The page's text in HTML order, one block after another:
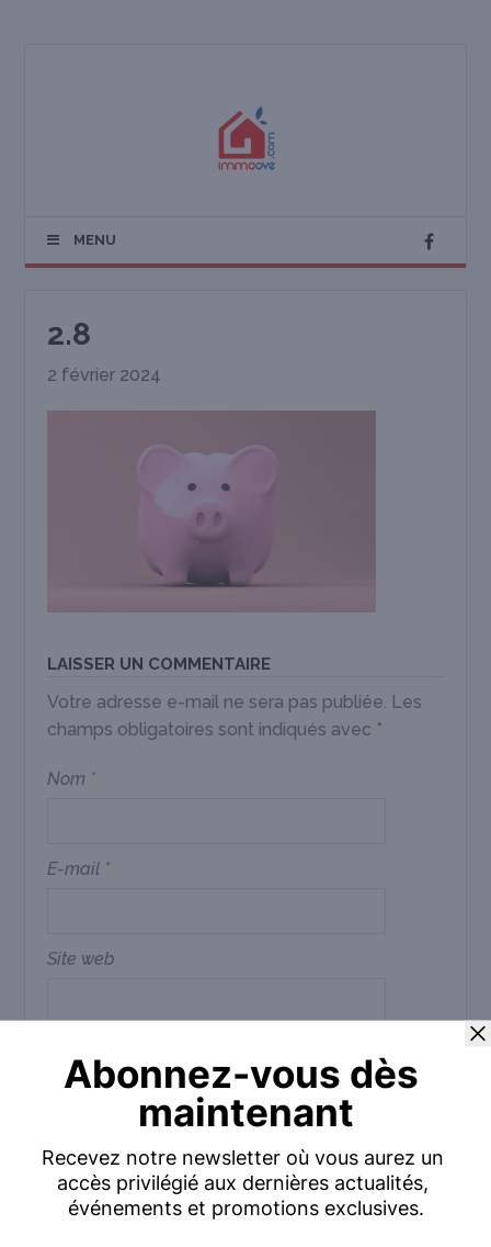
MENU
2.8
2 février 2024
LAISSER UN COMMENTAIRE
Votre adresse e-mail ne sera pas publiée. Les
champs obligatoires sont indiqués avec *
Nom *
E-mail *
Site web